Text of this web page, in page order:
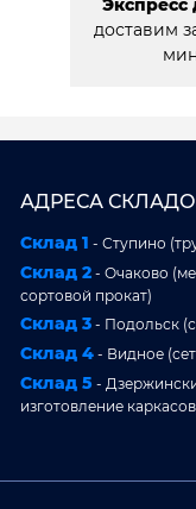
Экспресс
доставим
АДРЕСА
Склад 1 - Ступино
Склад 2 - Очаково
сортовой прокат)
Склад 3 - Подольск
Склад 4 - Видное
Склад 5 -
изготовление